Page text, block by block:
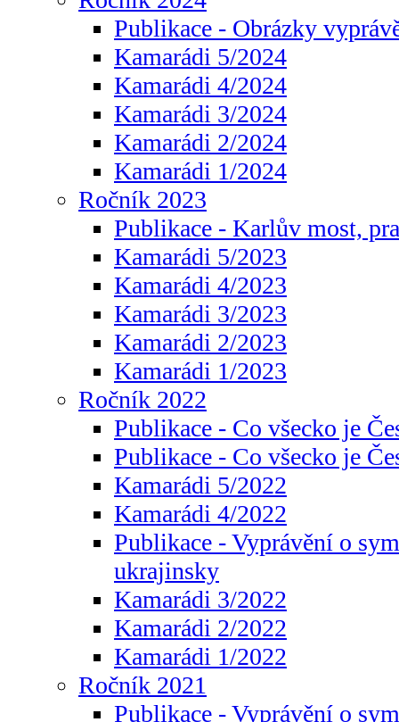
Publikace - Obrázky
Kamarádi 5/2024
Kamarádi 4/2024
Kamarádi 3/2024
Kamarádi 2/2024
Kamarádi 1/2024
Ročník 2023
Publikace - Karlův most,
Kamarádi 5/2023
Kamarádi 4/2023
Kamarádi 3/2023
Kamarádi 2/2023
Kamarádi 1/2023
Ročník 2022
Publikace - Co všecko je
Publikace - Co všecko je
Kamarádi 5/2022
Kamarádi 4/2022
Publikace - Vyprávění o
ukrajinsky
Kamarádi 3/2022
Kamarádi 2/2022
Kamarádi 1/2022
Ročník 2021
Publikace - Vyprávění o